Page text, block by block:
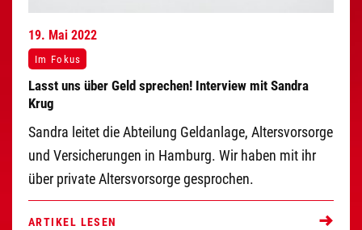
19. Mai 2022
Im Fokus
Lasst uns über Geld sprechen! Interview mit Sandra
Krug
Sandra leitet die Abteilung Geldanlage, Altersvorsorge
und Versicherungen in Hamburg. Wir haben mit ihr
über private Altersvorsorge gesprochen.
ARTIKEL LESEN